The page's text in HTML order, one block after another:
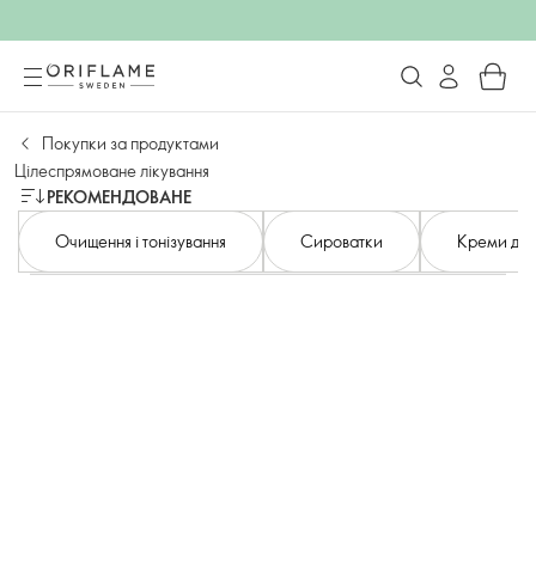
Покупки за продуктами
Цілеспрямоване лікування
РЕКОМЕНДОВАНЕ
Очищення і тонізування
Сироватки Креми